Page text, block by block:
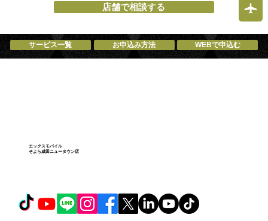
iPhone修理android修理スマホ修理中古ス
店舗で相談する
サービス一覧 お申込み方法 WEBで申込む
エックスモバイル
そよら成田ニュータウン店